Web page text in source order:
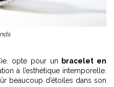
opte pour un bracelet en
à l’esthétique intemporelle.
beaucoup d’étoiles dans son